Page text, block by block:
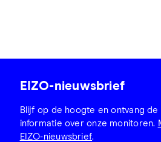
EIZO-nieuwsbrief
Blijf op de hoogte en ontvang de
informatie over onze monitoren.
EIZO-nieuwsbrief.